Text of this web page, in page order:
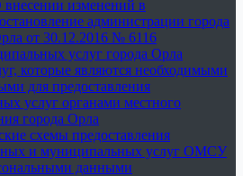
изменений в
администрации города
от 30.12.2016 № 6116
услуг города Орла
которые являются необходимыми
для предоставления
услуг органами местного
города Орла
схемы предоставления
и муниципальных услуг ОМСУ
данными